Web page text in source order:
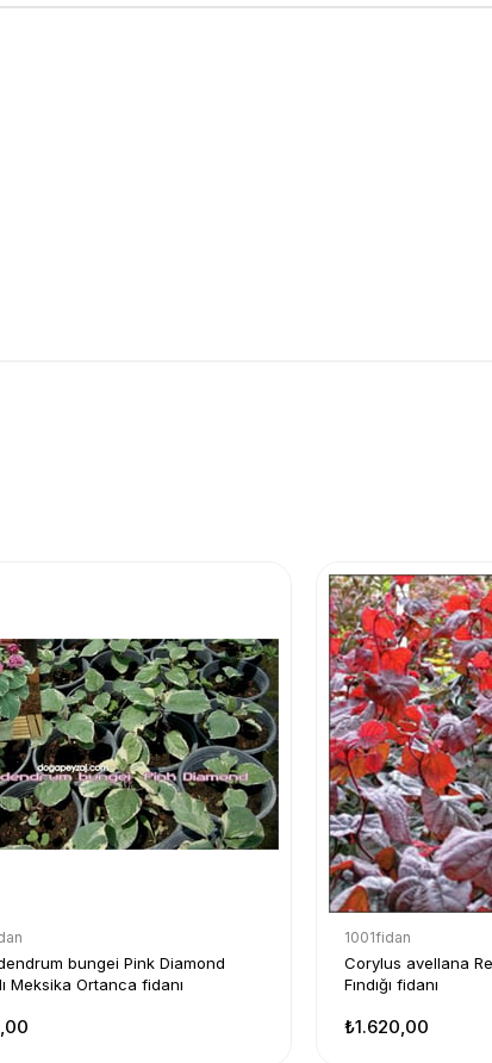
bungei Pink Diamond
Meksika Ortanca fidanı
1001fidan
Corylus avellana
Fındığı fidanı
₺1.620,00